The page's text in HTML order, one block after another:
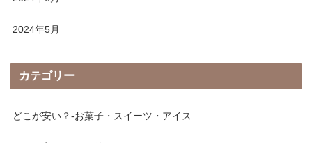
2024年5月
カテゴリー
どこが安い？-お菓子・スイーツ・アイス